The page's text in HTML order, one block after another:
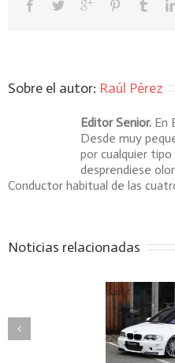
Sobre el autor: Raúl Pérez
Editor Senior. En
Desde muy
por cualquier
desprendiese
Conductor habitual de las
Noticias relacionadas